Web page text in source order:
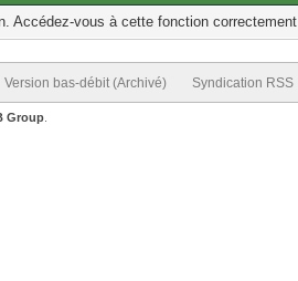
Accédez-vous à cette fonction
Version bas-débit (Archivé) Syndication RSS
Group